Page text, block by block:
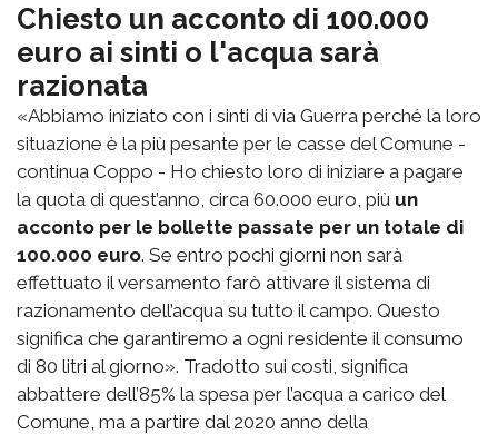
Chiesto un acconto di 100.000
euro ai sinti o l'acqua sarà
razionata
«Abbiamo iniziato con i sinti di via Guerra perché la loro
situazione è la più pesante per le casse del Comune -
continua Coppo - Ho chiesto loro di iniziare a pagare
la quota di quest’anno, circa 60.000 euro, più un
acconto per le bollette passate per un totale di
100.000 euro. Se entro pochi giorni non sarà
effettuato il versamento farò attivare il sistema di
razionamento dell’acqua su tutto il campo. Questo
significa che garantiremo a ogni residente il consumo
di 80 litri al giorno». Tradotto sui costi, significa
abbattere dell’85% la spesa per l’acqua a carico del
Comune, ma a partire dal 2020 anno della